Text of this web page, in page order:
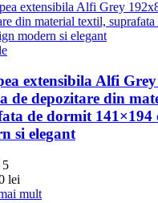
extensibila Alfi
de depozitare din
de dormit 141×194
si elegant
5
lei
mult